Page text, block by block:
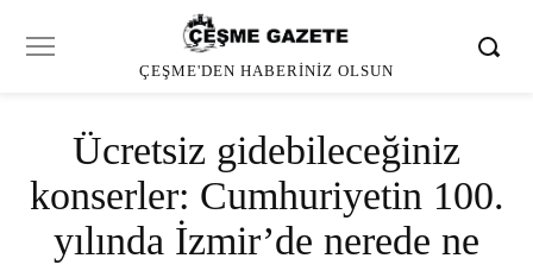
ÇEŞME'DEN HABERINIZ OLSUN
Ücretsiz gidebileceğiniz
konserler: Cumhuriyetin 100.
yılında İzmir’de nerede ne